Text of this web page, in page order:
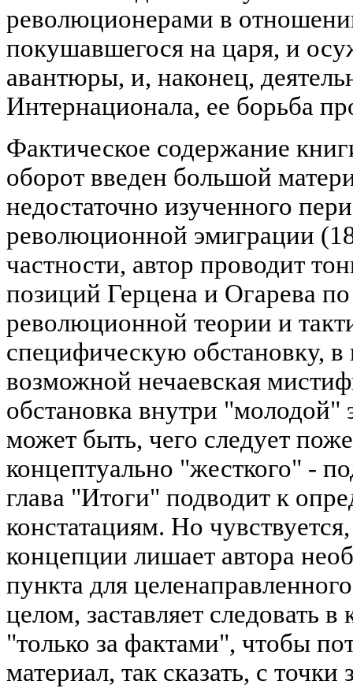
революционерами в
покушавшегося на царя, и
авантюры, и, наконец,
Интернационала, ее борьба
Фактическое содержание
оборот введен большой
недостаточно изученного
революционной эмиграции
частности, автор проводит
позиций Герцена и Огарева
революционной теории и
специфическую обстановку, в
возможной нечаевская
обстановка внутри
может быть, чего следует
концептуально "жесткого" -
глава "Итоги" подводит к
констатациям. Но
концепции лишает автора
пункта для
целом, заставляет следовать
"только за фактами", чтобы
материал, так сказать, с